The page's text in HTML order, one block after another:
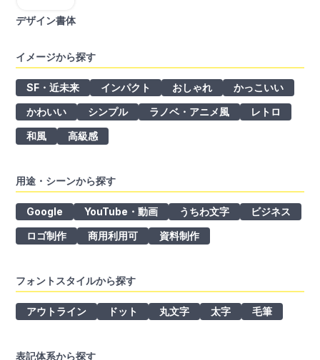
デザイン書体
イメージから探す
SF・近未来 インパクト おしゃれ
かっこいい
かわいい
シンプル ラノベ・アニメ風
レトロ
和風
高級感
用途・シーンから探す
Google YouTube・動画 うちわ文字
ビジネス
ロゴ制作
商用利用可 資料制作
フォントスタイルから探す
アウトライン ドット 丸文字 太字 毛筆
表記体系から探す